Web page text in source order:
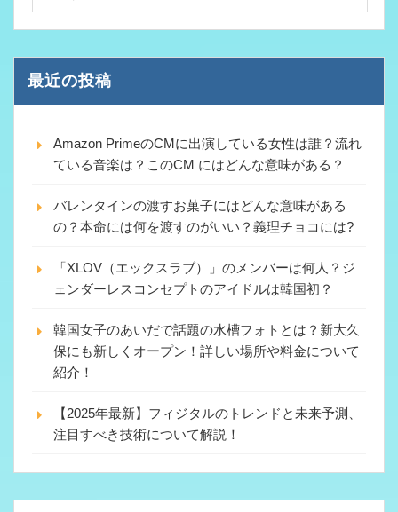
最近の投稿
Amazon PrimeのCMに出演している女性は誰？流れ
ている音楽は？このCM にはどんな意味がある？
バレンタインの渡すお菓子にはどんな意味がある
の？本命には何を渡すのがいい？義理チョコには?
「XLOV（エックスラブ）」のメンバーは何人？ジ
ェンダーレスコンセプトのアイドルは韓国初？
韓国女子のあいだで話題の水槽フォトとは？新大久
保にも新しくオープン！詳しい場所や料金について
紹介！
【2025年最新】フィジタルのトレンドと未来予測、
注目すべき技術について解説！